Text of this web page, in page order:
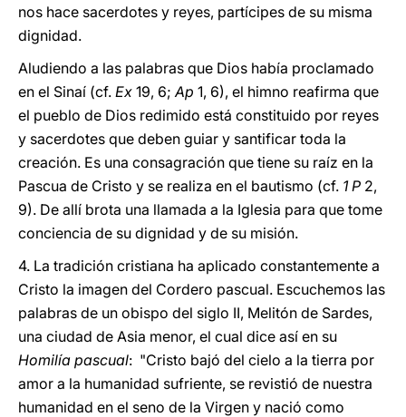
nos hace sacerdotes y reyes, partícipes de su misma
dignidad.
Aludiendo a las palabras que Dios había proclamado
en el Sinaí (cf. Ex 19, 6;Ap 1, 6), el himno reafirma que
el pueblo de Dios redimido está constituido por reyes
y sacerdotes que deben guiar y santificar toda la
creación. Es una consagración que tiene su raíz en la
Pascua de Cristo y se realiza en el bautismo (cf. 1 P 2,
9). De allí brota una llamada a la Iglesia para que tome
conciencia de su dignidad y de su misión.
4. La tradición cristiana ha aplicado constantemente a
Cristo la imagen del Cordero pascual. Escuchemos las
palabras de un obispo del siglo II, Melitón de Sardes,
una ciudad de Asia menor, el cual dice así en su
Homilía pascual: "Cristo bajó del cielo a la tierra por
amor a la humanidad sufriente, se revistió de nuestra
humanidad en el seno de la Virgen y nació como